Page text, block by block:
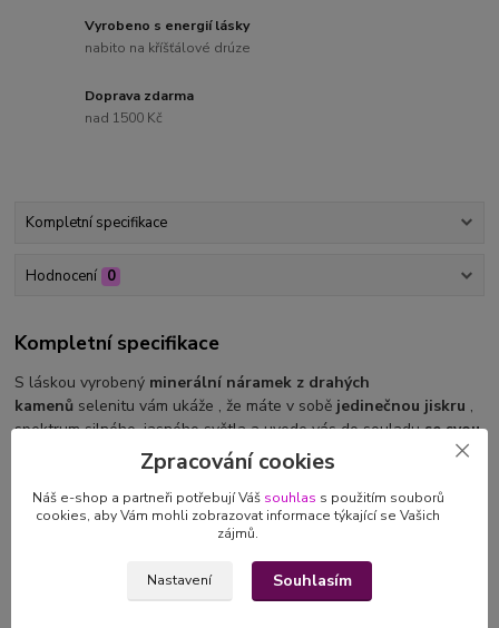
Vyrobeno s energií lásky
nabito na kříšťálové drúze
Doprava zdarma
nad 1500 Kč
Kompletní specifikace
Hodnocení 0
Kompletní specifikace
S láskou vyrobený minerální náramek z drahých
kamenů selenitu vám ukáže , že máte v sobě jedinečnou jiskru ,
spektrum silného, jasného světla a uvede vás do souladuse svou
Selenit
Do mysli vnáší jas, otevírá korunní
vědomí a duchovnímu průvodci. Selenit je klidný kámen udržující
hluboký klid. Je velmi vhodný k meditaci nebo duchovní práci.
Zpracování cookies
Náš e-shop a partneři potřebují Váš souhlas s použitím souborů
cookies, aby Vám mohli zobrazovat informace týkající se Vašich
zájmů.
Nastavení Souhlasím